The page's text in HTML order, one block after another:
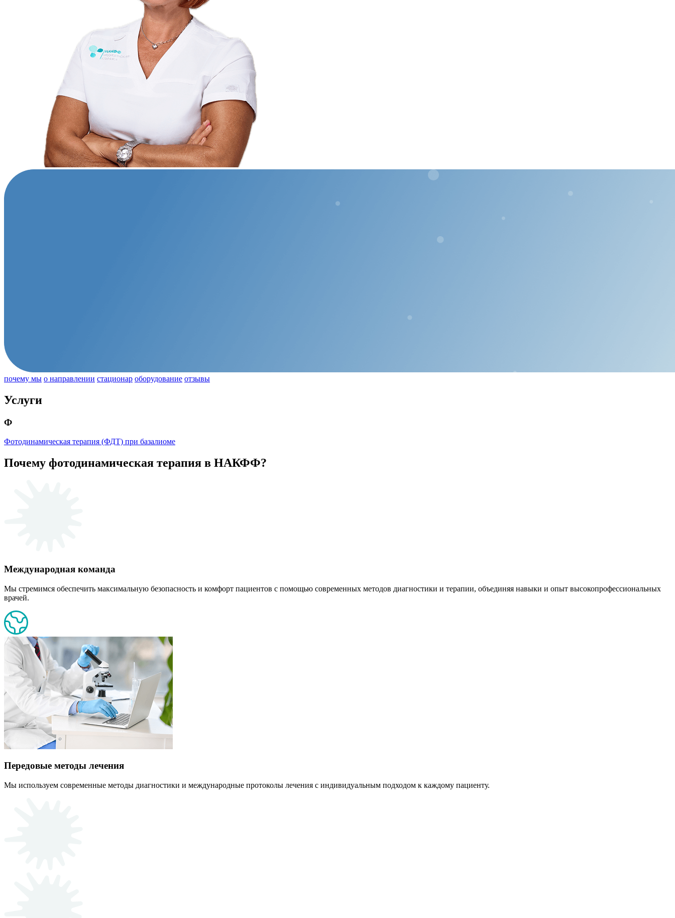
почему мы о направлении стационар оборудование отзывы
Услуги
Ф
Фотодинамическая терапия (ФДТ) при базалиоме
Почему фотодинамическая терапия в НАКФФ?
Международная команда
Мы стремимся обеспечить максимальную безопасность и комфорт пациентов с помощью современных методов диагностики и терапии, объединяя навыки и опыт высокопрофессиональных
врачей.
Передовые методы лечения
Мы используем современные методы диагностики и международные протоколы лечения с индивидуальным подходом к каждому пациенту.